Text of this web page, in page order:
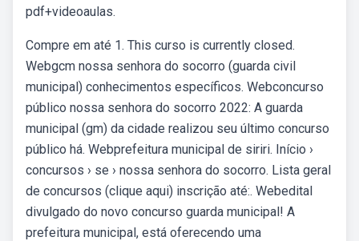
pdf+videoaulas.
Compre em até 1. This curso is currently closed.
Webgcm nossa senhora do socorro (guarda civil
municipal) conhecimentos específicos. Webconcurso
público nossa senhora do socorro 2022: A guarda
municipal (gm) da cidade realizou seu último concurso
público há. Webprefeitura municipal de siriri. Início ›
concursos › se › nossa senhora do socorro. Lista geral
de concursos (clique aqui) inscrição até:. Webedital
divulgado do novo concurso guarda municipal! A
prefeitura municipal, está oferecendo uma